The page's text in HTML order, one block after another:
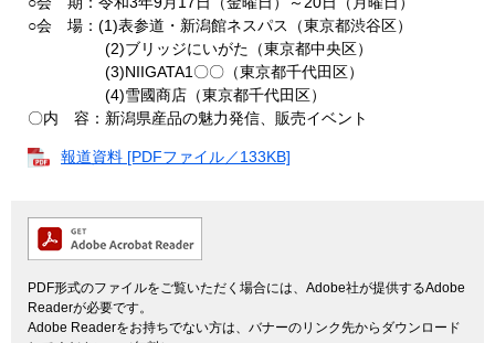
○会 場：(1)表参道・新潟館ネスパス（東京都渋谷区）
(2)ブリッジにいがた（東京都中央区）
(3)NIIGATA1〇〇（東京都千代田区）
(4)雪國商店（東京都千代田区）
〇内 容：新潟県産品の魅力発信、販売イベント
報道資料 [PDFファイル／133KB]
PDF形式のファイルをご覧いただく場合には、Adobe社が提供するAdobe
Readerが必要です。
Adobe Readerをお持ちでない方は、バナーのリンク先からダウンロード